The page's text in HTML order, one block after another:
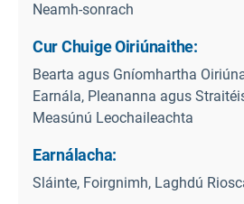
Neamh-sonrach
Cur Chuige Oiriúnaithe:
Bearta agus Gníomhartha
Earnála, Pleananna agus
Measúnú Leochaileachta
Earnálacha:
Sláinte, Foirgnimh, Laghdú